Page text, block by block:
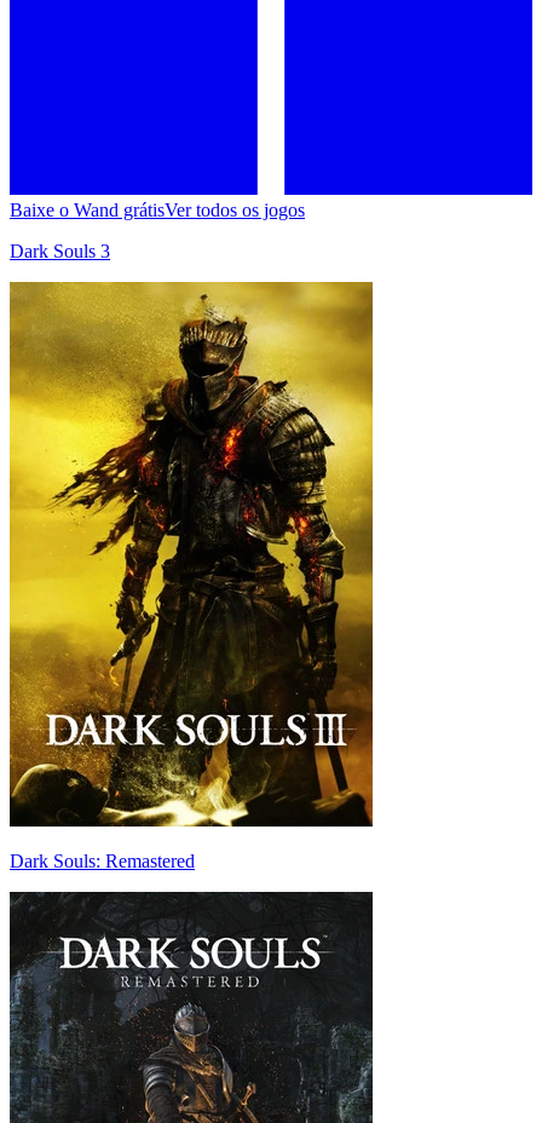
Baixe o Wand grátisVer todos os jogos
Dark Souls 3
Dark Souls: Remastered